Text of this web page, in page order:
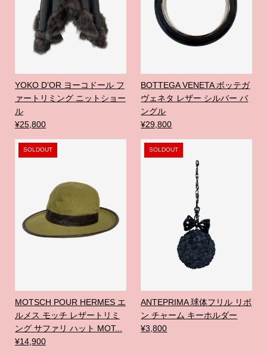
YOKO D’OR ヨーコドール フ
ァートリミング ニットショー
ル
¥25,800
BOTTEGA VENETA ボッテガ
ヴェネタ レザー シルバー バ
ングル
¥29,800
SOLDOUT
MOTSCH POUR HERMES エ
ルメス モッチ レザートリミ
ング サファリ ハット MOT...
¥14,900
SOLDOUT
ANTEPRIMA 球体フリル リボ
ン チャーム キーホルダー
¥3,800